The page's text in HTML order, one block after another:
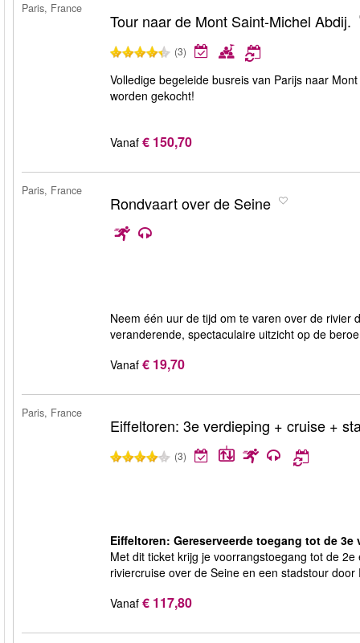
Paris, France
Tour naar de Mont Saint-Michel Abdij.
(3)
Volledige begeleide busreis van Parijs naar
worden gekocht!
Vanaf € 150,70
Paris, France
Rondvaart over de Seine
Neem één uur de tijd om te varen over de rivier
veranderende, spectaculaire uitzicht op de
Vanaf € 19,70
Paris, France
Eiffeltoren: 3e verdieping + cruise +
(3)
Eiffeltoren: Gereserveerde toegang tot de
Met dit ticket krijg je voorrangstoegang tot de
riviercruise over de Seine en een stadstour
Vanaf € 117,80